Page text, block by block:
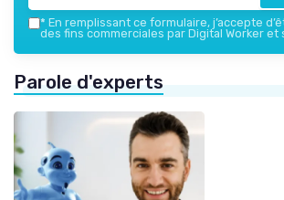
* En remplissant ce formulaire, j’accepte
des fins commerciales par Digital Worker et
Parole d'experts